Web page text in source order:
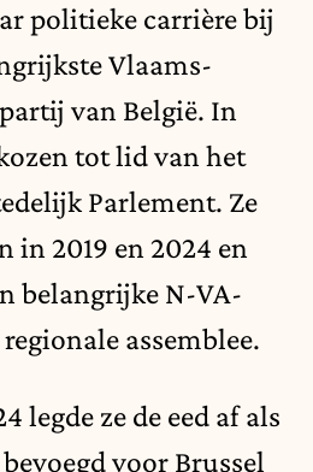
politieke carrière bij
Vlaams-
van België. In
tot lid van het
Parlement. Ze
in 2019 en 2024 en
belangrijke N-VA-
assemblee.
legde ze de eed af als
voor Brussel